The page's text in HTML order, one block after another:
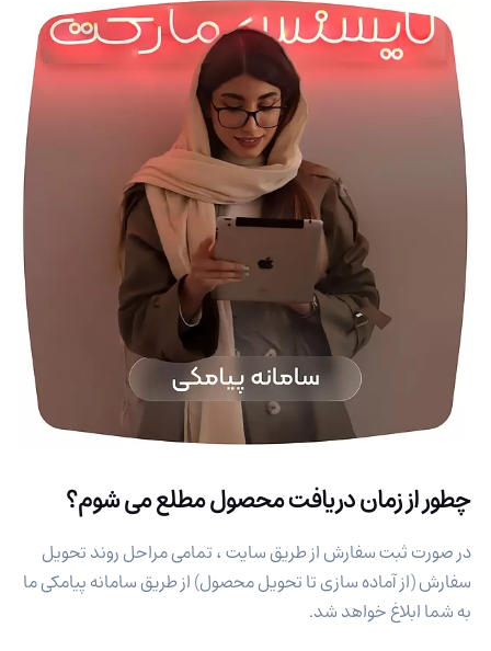
چطور از زمان دریافت محصول مطلع می شوم؟
در صورت ثبت سفارش از طریق سایت ، تمامی مراحل روند تحویل
سفارش (از آماده سازی تا تحویل محصول) از طریق سامانه پیامکی ما
به شما ابلاغ خواهد شد.